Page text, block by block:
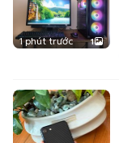
1 phút trước 1